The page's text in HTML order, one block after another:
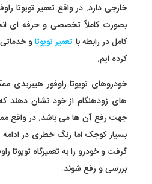
خارجی دارد. در واقع تعمیر تویوتا
بصورت کاملاً تخصصی و حرفه ای
کامل در رابطه با تعمیر تویوتاو
کرده ایم.
خودروهای تویوتا راوفور
های زودهنگام از خود نشان دهند که
جهت رفع آن ها می باشد. در واقع
بسیار کوچک اما زنگ خطری در ادامه
گرفت و خودرو را به تعمیرگاه تویوتا
بررسی و رفع شوند.